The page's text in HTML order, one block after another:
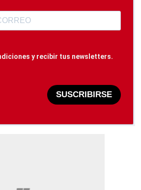
y recibir tus newsletters.
SUSCRIBIRSE